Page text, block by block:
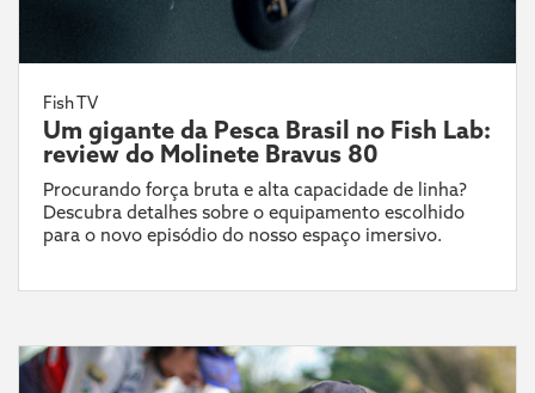
Fish TV
Um gigante da Pesca Brasil no Fish Lab:
review do Molinete Bravus 80
Procurando força bruta e alta capacidade de linha?
Descubra detalhes sobre o equipamento escolhido
para o novo episódio do nosso espaço imersivo.